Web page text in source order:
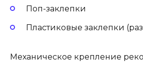
Поп-заклепки
Пластиковые заклепки
Механическое крепление